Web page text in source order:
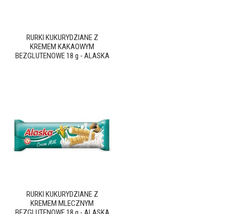
RURKI KUKURYDZIANE Z
KREMEM KAKAOWYM
BEZGLUTENOWE 18 g - ALASKA
RURKI KUKURYDZIANE Z
KREMEM MLECZNYM